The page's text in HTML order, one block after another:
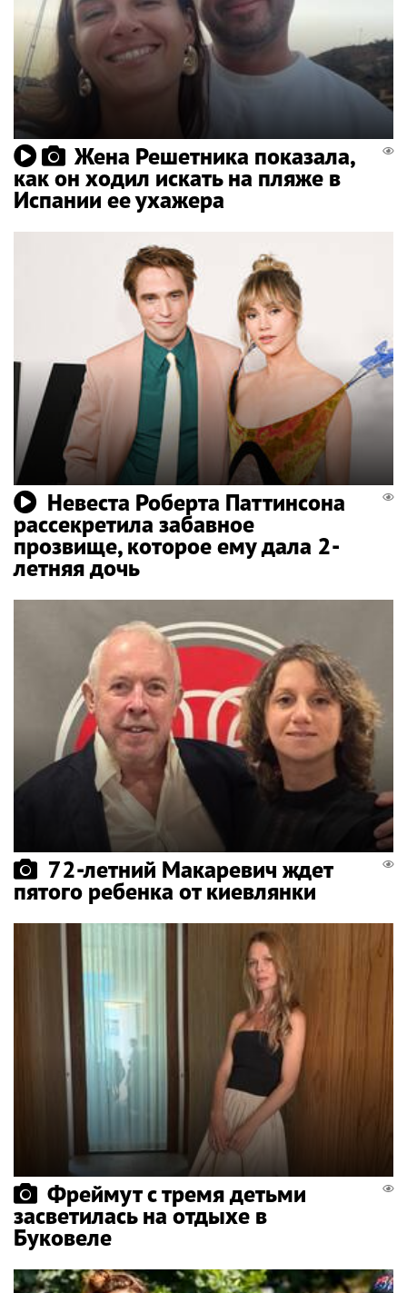
Жена Решетника показала,
как он ходил искать на пляже в
Испании ее ухажера
Невеста Роберта Паттинсона
рассекретила забавное
прозвище, которое ему дала 2-
летняя дочь
72-летний Макаревич ждет
пятого ребенка от киевлянки
Фреймут с тремя детьми
засветилась на отдыхе в
Буковеле